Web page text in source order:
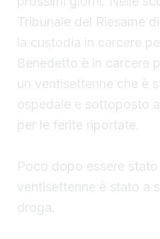
Tribunale del Riesame
la custodia in carcere
Benedetto è in carcere
un ventisettenne che è
ospedale e sottoposto
per le ferite riportate.
Poco dopo essere stato
ventisettenne è stato a
droga.